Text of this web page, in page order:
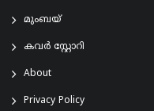
മുംബയ്
കവർ സ്റ്റോറി
About
Privacy Policy